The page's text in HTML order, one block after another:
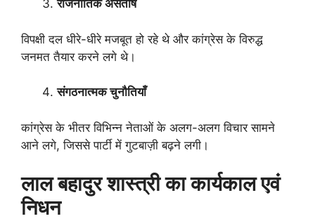
राजनीतिक असंतोष
विपक्षी दल धीरे-धीरे मजबूत हो रहे थे और कांग्रेस के विरुद्ध
जनमत तैयार करने लगे थे।
संगठनात्मक चुनौतियाँ
कांग्रेस के भीतर विभिन्न नेताओं के अलग-अलग विचार सामने
आने लगे, जिससे पार्टी में गुटबाज़ी बढ़ने लगी।
लाल बहादुर शास्त्री का कार्यकाल एवं
निधन